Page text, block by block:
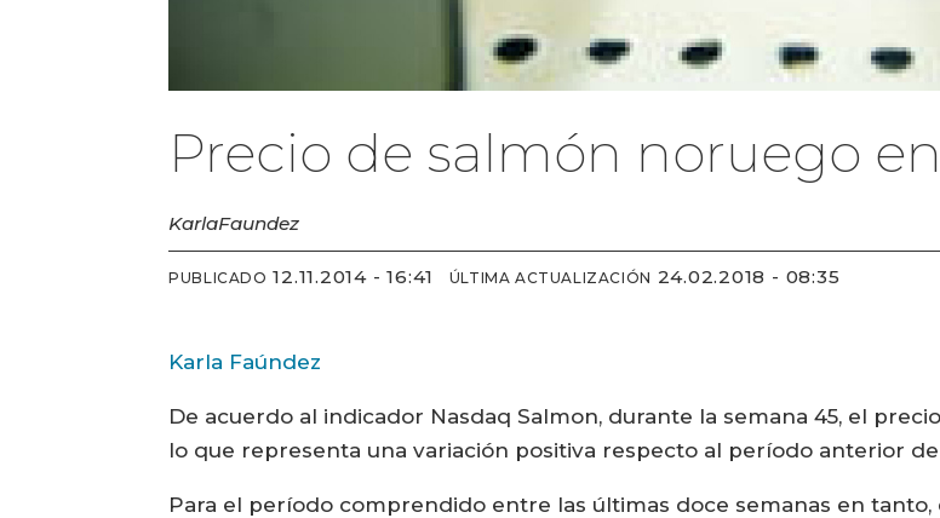
Precio de salmón noruego
KarlaFaundez
PUBLICADO 12.11.2014 - 16:41 ÚLTIMA ACTUALIZACIÓN 24.02.2018 - 08:35
Karla Faúndez
De acuerdo al indicador Nasdaq Salmon, durante la semana 45, el
lo que representa una variación positiva respecto al período anterior de
Para el período comprendido entre las últimas doce semanas en